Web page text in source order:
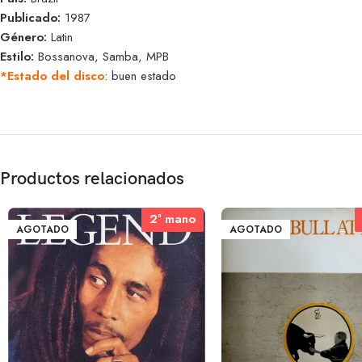
Publicado: 1987
Género: Latin
Estilo: Bossanova, Samba, MPB
*Estado del disco: buen estado
Productos relacionados
AGOTADO
2ª mano
2ª mano
AGOTADO